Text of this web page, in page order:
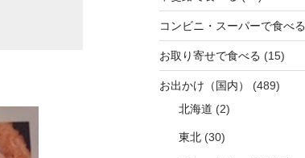
コンビニ・スーパーで食べる
お取り寄せで食べる (15)
お出かけ（国内）
(489)
北海道 (2)
東北 (30)